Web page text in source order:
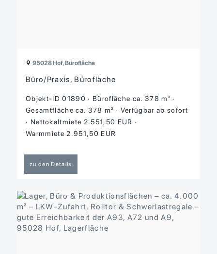
95028 Hof, Bürofläche
Büro/Praxis, Bürofläche
Objekt-ID 01890
Bürofläche ca. 378 m²
Gesamtfläche ca. 378 m²
Verfügbar ab sofort
Nettokaltmiete 2.551,50 EUR
Warmmiete 2.951,50 EUR
zu den Details